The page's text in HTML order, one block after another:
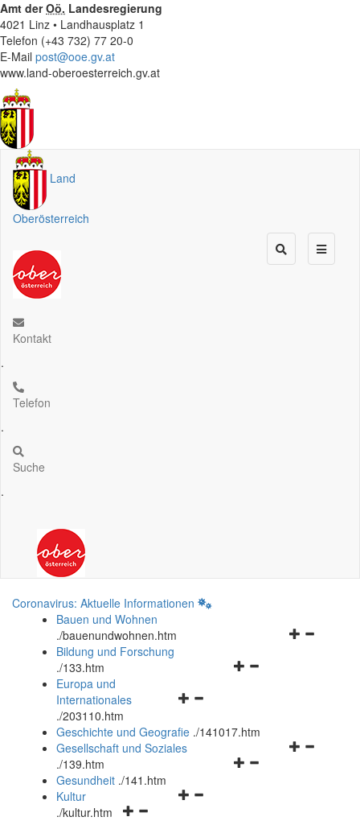
Amt derOö. Landesregierung
4021 Linz • Landhausplatz 1
Telefon (+43 732) 77 20-0
E-Mail post@ooe.gv.at
www.land-oberoesterreich.gv.at
Land
Oberösterreich
Kontakt
.
Telefon
.
Suche
.
Coronavirus: Aktuelle Informationen
Bauen und Wohnen
./bauenundwohnen.htm
Navigationsmenü
Bildung und Forschung
./133.htm
Navigationsmenü
und
schließen
Europa und
Internationales
./203110.htm
Geschichte und Geografie ./141017.htm
Navigationsmenü
Gesellschaft und Soziales
./139.htm
Navigationsmenü
Gesundheit ./141.htm
Navigationsmenü
Kultur
./kultur.htm